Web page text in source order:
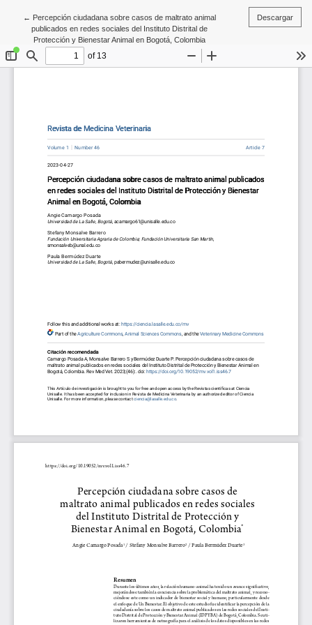
← Volver a los detalles del artículo
Percepción ciudadana sobre casos de maltrato animal
publicados en redes sociales del Instituto Distrital de
Protección y Bienestar Animal en Bogotá, Colombia
Descargar